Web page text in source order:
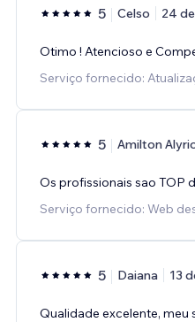
5 Celso 24
Otimo ! Atencioso e
Serviço fornecido:
5 Amilton
Os profissionais sao TOP
Serviço fornecido: Web
5 Daiana 13
Qualidade excelente, meu